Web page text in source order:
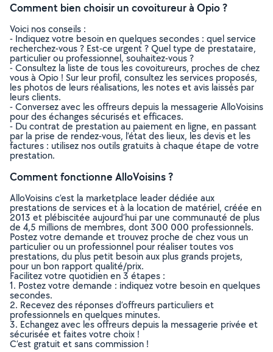
Comment bien choisir un covoitureur à Opio ?
Voici nos conseils :
- Indiquez votre besoin en quelques secondes : quel service
recherchez-vous ? Est-ce urgent ? Quel type de prestataire,
particulier ou professionnel, souhaitez-vous ?
- Consultez la liste de tous les covoitureurs, proches de chez
vous à Opio ! Sur leur profil, consultez les services proposés,
les photos de leurs réalisations, les notes et avis laissés par
leurs clients.
- Conversez avec les offreurs depuis la messagerie AlloVoisins
pour des échanges sécurisés et efficaces.
- Du contrat de prestation au paiement en ligne, en passant
par la prise de rendez-vous, l’état des lieux, les devis et les
factures : utilisez nos outils gratuits à chaque étape de votre
prestation.
Comment fonctionne AlloVoisins ?
AlloVoisins c’est la marketplace leader dédiée aux
prestations de services et à la location de matériel, créée en
2013 et plébiscitée aujourd’hui par une communauté de plus
de 4,5 millions de membres, dont 300 000 professionnels.
Postez votre demande et trouvez proche de chez vous un
particulier ou un professionnel pour réaliser toutes vos
prestations, du plus petit besoin aux plus grands projets,
pour un bon rapport qualité/prix.
Facilitez votre quotidien en 3 étapes :
1. Postez votre demande : indiquez votre besoin en quelques
secondes.
2. Recevez des réponses d’offreurs particuliers et
professionnels en quelques minutes.
3. Echangez avec les offreurs depuis la messagerie privée et
sécurisée et faites votre choix !
C’est gratuit et sans commission !